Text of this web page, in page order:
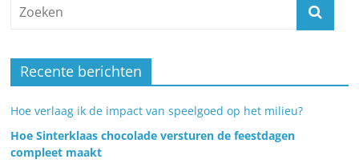
Recente berichten
Hoe verlaag ik de impact van speelgoed op het milieu?
Hoe Sinterklaas chocolade versturen de feestdagen
compleet maakt